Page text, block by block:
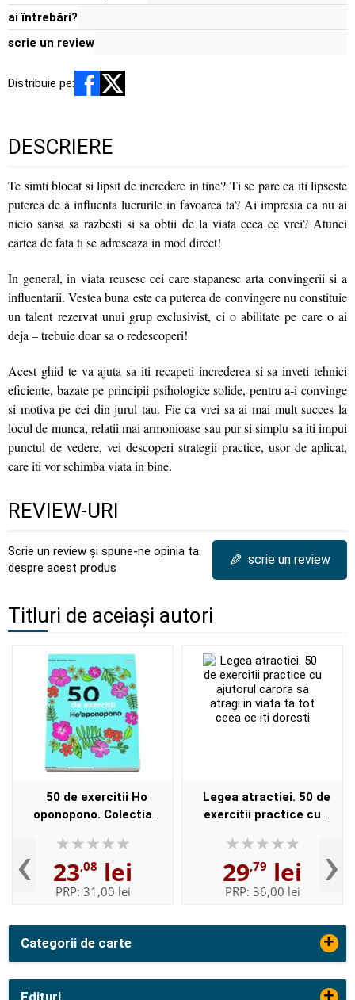
Categorii de carte +
Edituri
ai întrebări?
scrie un review
Distribuie pe:
DESCRIERE
Te simti blocat si lipsit de incredere in tine? Ti se pare ca iti lipseste
puterea de a influenta lucrurile in favoarea ta? Ai impresia ca nu ai
nicio sansa sa razbesti si sa obtii de la viata ceea ce vrei? Atunci
cartea de fata ti se adreseaza in mod direct!
In general, in viata reusesc cei care stapanesc arta convingerii si a
influentarii. Vestea buna este ca puterea de convingere nu constituie
un talent rezervat unui grup exclusivist, ci o abilitate pe care o ai
deja – trebuie doar sa o redescoperi!
Acest ghid te va ajuta sa iti recapeti increderea si sa inveti tehnici
eficiente, bazate pe principii psihologice solide, pentru a-i convinge
si motiva pe cei din jurul tau. Fie ca vrei sa ai mai mult succes la
locul de munca, relatii mai armonioase sau pur si simplu sa iti impui
punctul de vedere, vei descoperi strategii practice, usor de aplicat,
care iti vor schimba viata in bine.
REVIEW-URI
Scrie un review și spune-ne opinia ta
despre acest produs
✎ scrie un review
Titluri de aceiași autori
‹
50 de exercitii Ho
oponopono. Colectia
Virgile Stanislas Martin
23,08 lei
PRP: 31,00 lei
Legea atractiei. 50 de
exercitii practice cu
viata ta tot ceea ce iti
doresti
29,79 lei
PRP: 36,00 lei ›